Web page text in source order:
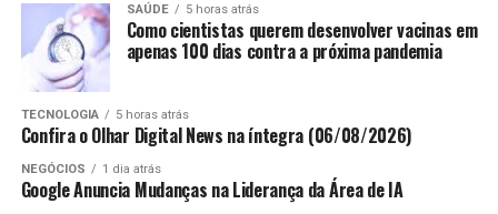
SAÚDE 5 horas atrás
Como cientistas querem desenvolver vacinas em
apenas 100 dias contra a próxima pandemia
TECNOLOGIA 5 horas atrás
Confira o Olhar Digital News na íntegra (06/08/2026)
NEGÓCIOS 1 dia atrás
Google Anuncia Mudanças na Liderança da Área de IA